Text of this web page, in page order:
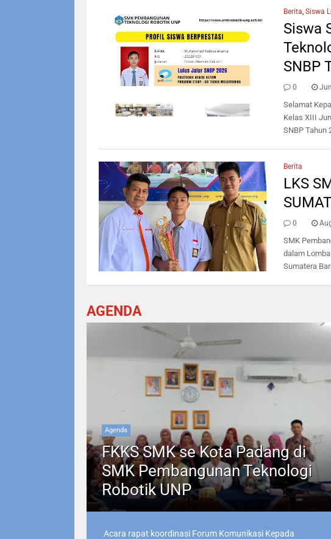
Berita Siswa
Siswa
SNBP
0
Selamat
Kelas XIII
SNBP Tahun
Berita
LKS
0
SMK
dalam
Sumatera
AGENDA
Agenda
FKKS SMK se Kota Padang di
SMK Pembangunan Teknologi
Robotik UNP
Acara rapat koordinasi Forum Komunikasi Kepada